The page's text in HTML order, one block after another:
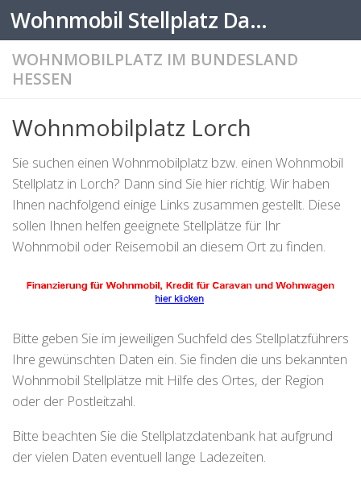
Zum Inhalt springen Wohnmobil Stellplatz Datenbank
WOHNMOBILPLATZ IM BUNDESLAND
HESSEN
Wohnmobilplatz Lorch
Sie suchen einen Wohnmobilplatz bzw. einen Wohnmobil
Stellplatz in Lorch? Dann sind Sie hier richtig. Wir haben
Ihnen nachfolgend einige Links zusammen gestellt. Diese
sollen Ihnen helfen geeignete Stellplätze für Ihr
Wohnmobil oder Reisemobil an diesem Ort zu finden.
Bitte geben Sie im jeweiligen Suchfeld des Stellplatzführers
Ihre gewünschten Daten ein. Sie finden die uns bekannten
Wohnmobil Stellplätze mit Hilfe des Ortes, der Region
oder der Postleitzahl.
Bitte beachten Sie die Stellplatzdatenbank hat aufgrund
der vielen Daten eventuell lange Ladezeiten.